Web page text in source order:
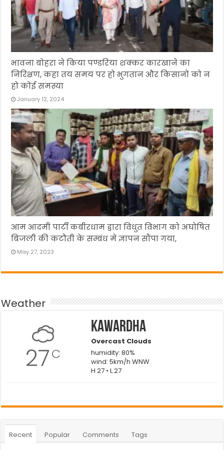
भावना बोहरा ने किया पण्डरिया शक्कर कारखाने का
निरिक्षण, कहा तय समय पर हो भुगतान और किसानों को न
हो कोई समस्या
January 12, 2024
आम आदमी पार्टी कबीरधाम द्वारा विधुत विभाग को अघोषित
बिजली की कटौती के सम्बंध में ज्ञापन सौंपा गया,
May 27, 2023
Weather
27C
Kawardha
Overcast Clouds
humidity: 80%
wind: 5km/h WNW
H 27 • L 27
Recent Popular Comments Tags